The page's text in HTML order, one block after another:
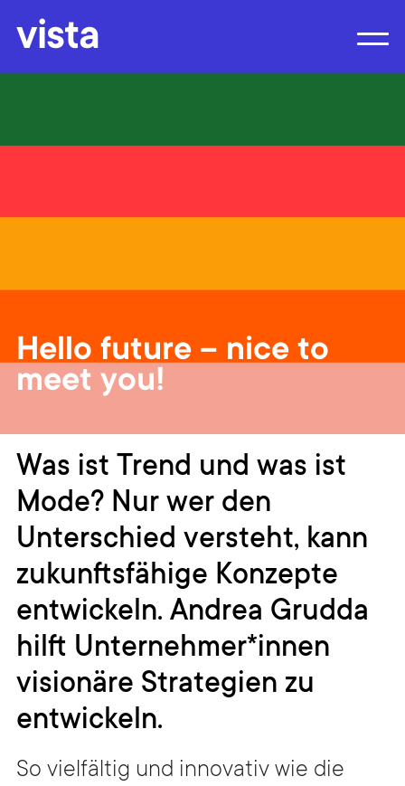
vista
Hello future – nice to
meet you!
Was ist Trend und was ist
Mode? Nur wer den
Unterschied versteht, kann
zukunftsfähige Konzepte
entwickeln. Andrea Grudda
hilft Unternehmer*innen
visionäre Strategien zu
entwickeln.
So vielfältig und innovativ wie die